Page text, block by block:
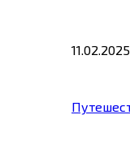
11.02.2025